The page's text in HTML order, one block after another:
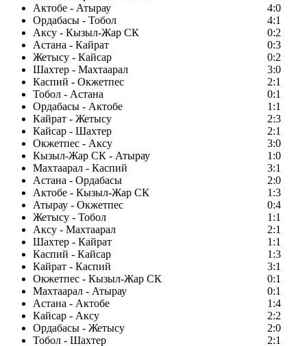
Актобе - Атырау
4:0
Ордабасы - Тобол
4:1
Аксу - Кызыл-Жар СК
0:2
Астана - Кайрат
0:3
Жетысу - Кайсар
0:2
Шахтер - Махтаарал
3:0
Каспий - Окжетпес
2:1
Тобол - Астана
0:1
Ордабасы - Актобе
1:1
Кайрат - Жетысу
2:3
Кайсар - Шахтер
2:1
Окжетпес - Аксу
3:0
Кызыл-Жар СК - Атырау
1:0
Махтаарал - Каспий
3:1
Астана - Ордабасы
2:0
Актобе - Кызыл-Жар СК
1:3
Атырау - Окжетпес
0:4
Жетысу - Тобол
1:1
Аксу - Махтаарал
2:1
Шахтер - Кайрат
1:1
Каспий - Кайсар
1:3
Кайрат - Каспий
3:1
Окжетпес - Кызыл-Жар СК
0:1
Махтаарал - Атырау
0:1
Астана - Актобе
1:4
Кайсар - Аксу
2:2
Ордабасы - Жетысу
2:0
Тобол - Шахтер
2:1